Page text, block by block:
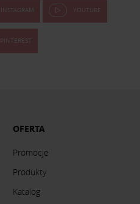
INSTAGRAM YOUTUBE
PINTEREST
OFERTA
Promocje
Produkty
Katalog